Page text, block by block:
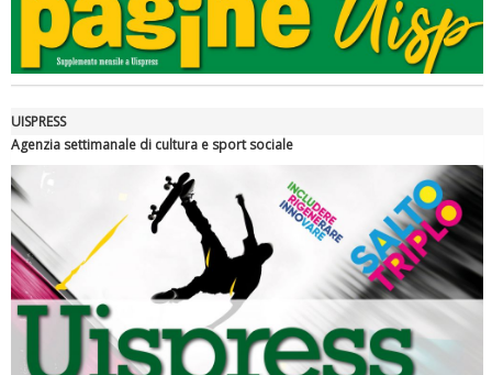
Tiziano Pesce nel Cda di Fondazione Terzjus: prima riunione a
UISPRESS
Agenzia settimanale di cultura e sport sociale